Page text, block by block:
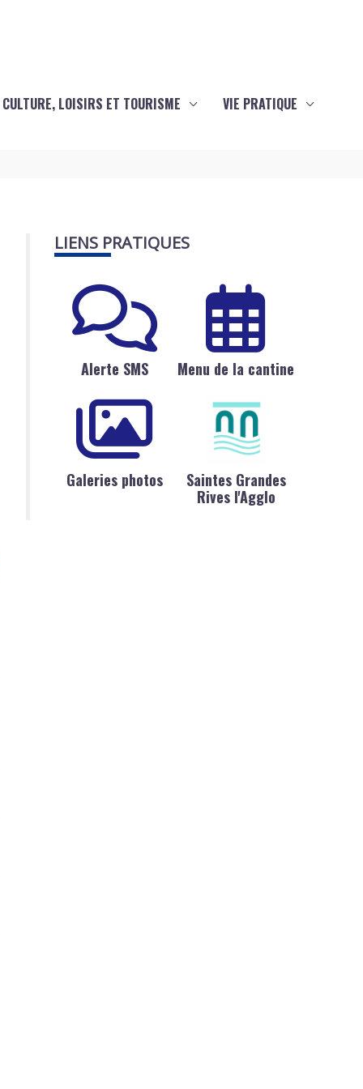
CULTURE, LOISIRS ET TOURISME VIE PRATIQUE
LIENS PRATIQUES
Alerte SMS Menu de la cantine
Galeries photos
Saintes Grandes
Rives l'Agglo